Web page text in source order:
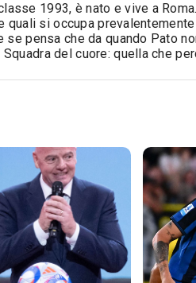
1993, è nato e vive a
quali si occupa
se pensa che da quando Pato
del cuore: quella che